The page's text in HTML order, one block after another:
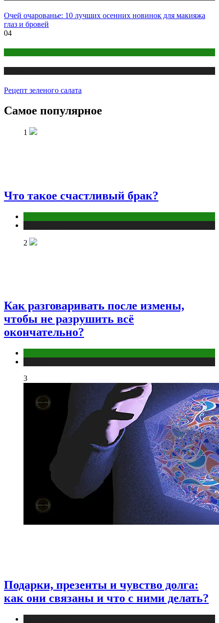
Очей очарованье: 10 лучших осенних новинок для макияжа
глаз и бровей
04
Рецепт зеленого салата
Самое популярное
1
Что такое счастливый брак?
2
Как разговаривать после измены,
чтобы не разрушить всё
окончательно?
3
Подарки, презенты и чувство долга:
как они связаны и что с ними делать?